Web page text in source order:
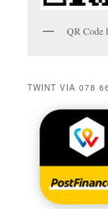
QR Code
TWINT VIA 078